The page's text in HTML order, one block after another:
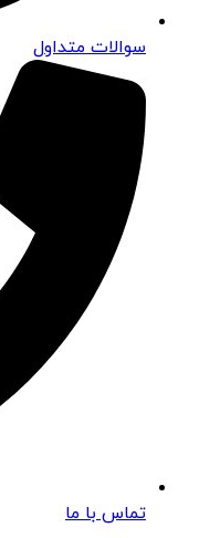
سوالات متداول
تماس با ما